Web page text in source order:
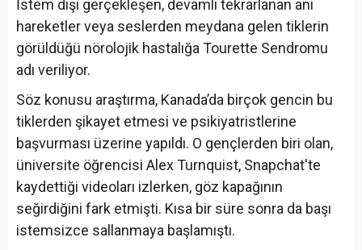
İstem dışı gerçekleşen, devamlı tekrarlanan ani
hareketler veya seslerden meydana gelen tiklerin
görüldüğü nörolojik hastalığa Tourette Sendromu
adı veriliyor.
Söz konusu araştırma, Kanada’da birçok gencin bu
tiklerden şikayet etmesi ve psikiyatristlerine
başvurması üzerine yapıldı. O gençlerden biri olan,
üniversite öğrencisi Alex Turnquist, Snapchat'te
kaydettiği videoları izlerken, göz kapağının
seğirdiğini fark etmişti. Kısa bir süre sonra da başı
istemsizce sallanmaya başlamıştı.